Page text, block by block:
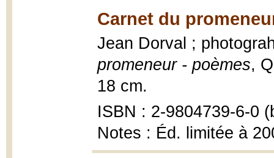
Carnet du
Jean Dorval ;
promeneur - poèmes,
18 cm.
ISBN : 2-9804739-6-0
Notes : Éd. limitée à